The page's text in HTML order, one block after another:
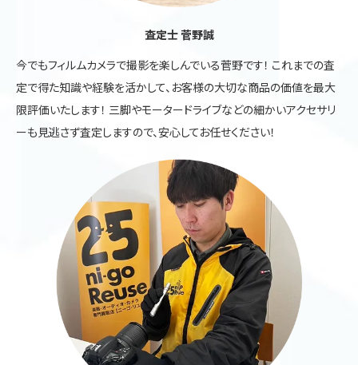
査定士 菅野誠
今でもフィルムカメラで撮影を楽しんでいる菅野です！ これまでの査
定で得た知識や経験を活かして、お客様の大切な商品の価値を最大
限評価いたします！ 三脚やモータードライブなどの細かいアクセサリ
ーも見逃さず査定しますので、安心してお任せください！